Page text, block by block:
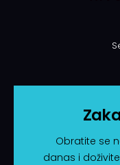
Obratite se
danas i